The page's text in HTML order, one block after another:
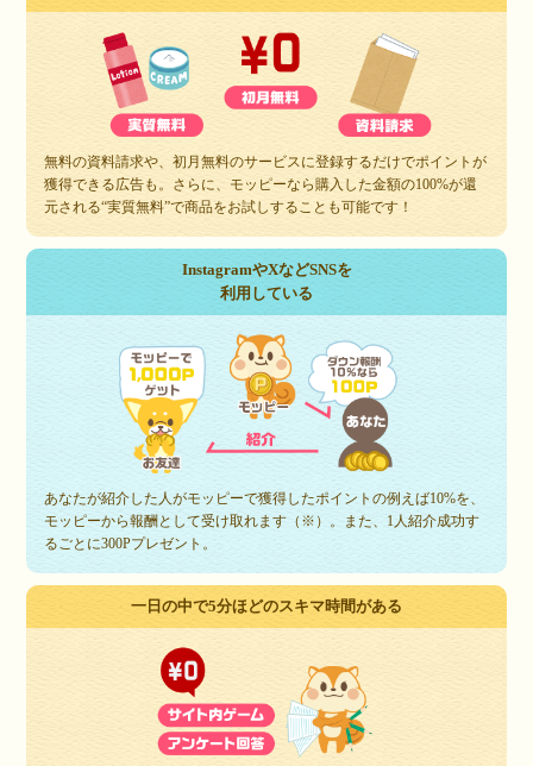
無料の資料請求や、初月無料のサービスに登録するだけでポイントが
獲得できる広告も。さらに、モッピーなら購入した金額の100%が還
元される“実質無料”で商品をお試しすることも可能です！
InstagramやXなどSNSを
利用している
あなたが紹介した人がモッピーで獲得したポイントの例えば10%を、
モッピーから報酬として受け取れます（※）。また、1人紹介成功す
るごとに300Pプレゼント。
一日の中で5分ほどのスキマ時間がある